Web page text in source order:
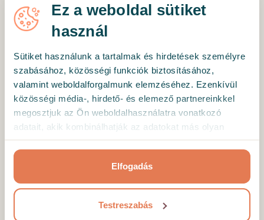
Ez a weboldal sütiket
használ
Sütiket használunk a tartalmak és hirdetések személyre
szabásához, közösségi funkciók biztosításához,
valamint weboldalforgalmunk elemzéséhez. Ezenkívül
közösségi média-, hirdető- és elemező partnereinkkel
megosztjuk az Ön weboldalhasználatra vonatkozó
adatait, akik kombinálhatják az adatokat más olyan
Ön által használt más szolgáltatásokból gyűjtöttek.
Elfogadás
Testreszabás
ténylegesen működő segítséget, iránymutatást,
"megfejtést" kapok. Abszolút biztonságban
érzem magam a konzultációk alatt. Ő egy
Ellenőrzött kliens
Nagyon lelkiismeretes, segítőkész! Lehet Vele
vele, nem is érzékelem, h fizikailag nincs jelen,
azt hittem ez zavarni fog, de egyáltalán nem.